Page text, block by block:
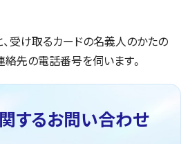
受け取るカードの名義人のかたの
絡先の電話番号を伺います。
するお問い合わせ